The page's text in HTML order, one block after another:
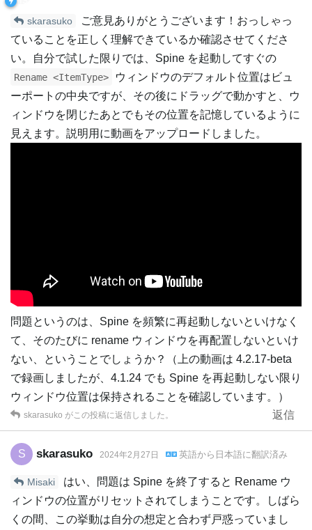
skarasuko
ご意見ありがとうございます！おっしゃっ
ていることを正しく理解できているか確認させてくださ
い。自分で試した限りでは、Spine を起動してすぐの
Rename <ItemType>
ウィンドウのデフォルト位置はビュ
ーポートの中央ですが、その後にドラッグで動かすと、ウ
ィンドウを閉じたあとでもその位置を記憶しているように
見えます。説明用に動画をアップロードしました。
問題というのは、Spine を頻繁に再起動しないといけなく
て、そのたびに rename ウィンドウを再配置しないといけ
ない、ということでしょうか？（上の動画は 4.2.17-beta
で録画しましたが、4.1.24 でも Spine を再起動しない限り
ウィンドウ位置は保持されることを確認しています。）
返信
skarasuko がこの投稿に返信しました。
S skarasuko 2024年2月27日 英語から 日本語に翻訳済み
Misaki
はい、問題は Spine を終了すると Rename ウ
ィンドウの位置がリセットされてしまうことです。しばら
くの間、この挙動は自分の想定と合わず戸惑っていまし